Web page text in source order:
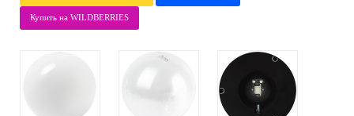
Купить на WILDBERRIES